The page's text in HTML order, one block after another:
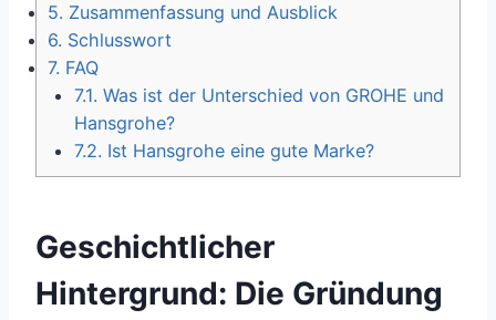
5. Zusammenfassung und Ausblick
6. Schlusswort
7. FAQ
7.1. Was ist der Unterschied von GROHE und
Hansgrohe?
7.2. Ist Hansgrohe eine gute Marke?
Geschichtlicher
Hintergrund: Die Gründung